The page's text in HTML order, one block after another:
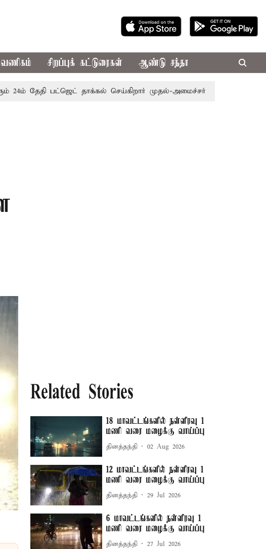
வணிகம் சிறப்புக் கட்டுரைகள் ஆண்டு சந்தா
பட்ஜெட் தாக்கல் செய்கிறார் முதல்-அமைச்சர் ரங்கசாமி
Related Stories
18 மாவட்டங்களில் நள்ளிரவு 1
மணி வரை மழைக்கு வாய்ப்பு
தினத்தந்தி 02 Aug 2026
12 மாவட்டங்களில் நள்ளிரவு 1
மணி வரை மழைக்கு வாய்ப்பு
தினத்தந்தி 29 Jul 2026
6 மாவட்டங்களில் நள்ளிரவு 1
மணி வரை மழைக்கு வாய்ப்பு
தினத்தந்தி 27 Jul 2026